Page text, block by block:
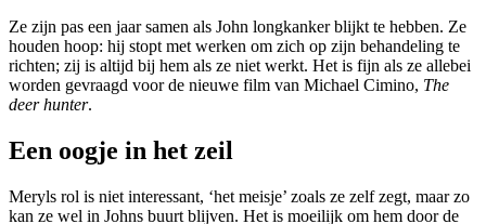
Ze zijn pas een jaar samen als John longkanker blijkt te hebben. Ze
houden hoop: hij stopt met werken om zich op zijn behandeling te
richten; zij is altijd bij hem als ze niet werkt. Het is fijn als ze allebei
worden gevraagd voor de nieuwe film van Michael Cimino, The
deer hunter.
Een oogje in het zeil
Meryls rol is niet interessant, ‘het meisje’ zoals ze zelf zegt, maar zo
kan ze wel in Johns buurt blijven. Het is moeilijk om hem door de